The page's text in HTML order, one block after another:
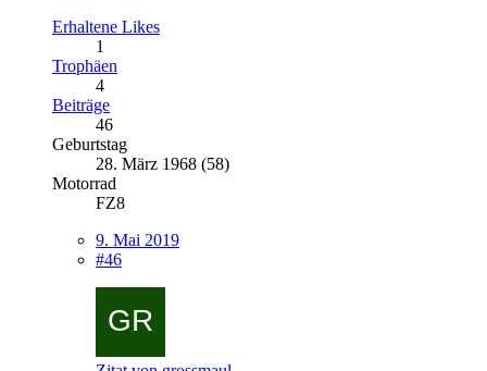
Erhaltene Likes
1
Trophäen
4
Beiträge
46
Geburtstag
28. März 1968 (58)
Motorrad
FZ8
9. Mai 2019
#46